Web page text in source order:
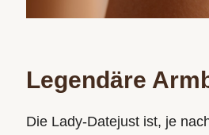
Legendäre
Die Lady‑Datejust ist, je